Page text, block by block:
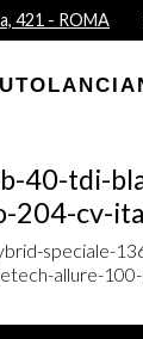
421 - ROMA
40-tdi-
204-cv-ita
speciale-
allure-